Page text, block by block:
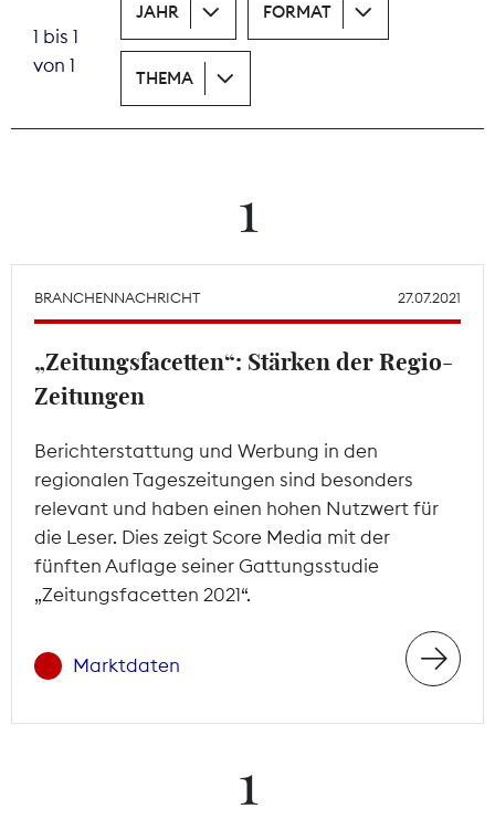
Recht
Tarifpolitik
Theodor-Wolff-Preis
Mitgliederbereich
1 bis 1
von 1
JAHR FORMAT
THEMA
1
BRANCHENNACHRICHT 27.07.2021
„Zeitungsfacetten“: Stärken der Regio-
Zeitungen
Berichterstattung und Werbung in den
regionalen Tageszeitungen sind besonders
relevant und haben einen hohen Nutzwert für
die Leser. Dies zeigt Score Media mit der
fünften Auflage seiner Gattungsstudie
„Zeitungsfacetten 2021“.
Marktdaten
1